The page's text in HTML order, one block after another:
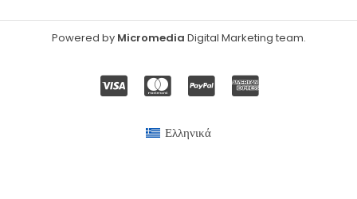
Powered by Micromedia Digital Marketing team.
Ελληνικά